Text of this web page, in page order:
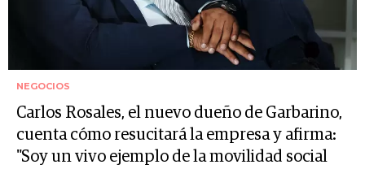
NEGOCIOS
Carlos Rosales, el nuevo dueño de Garbarino,
cuenta cómo resucitará la empresa y afirma:
"Soy un vivo ejemplo de la movilidad social